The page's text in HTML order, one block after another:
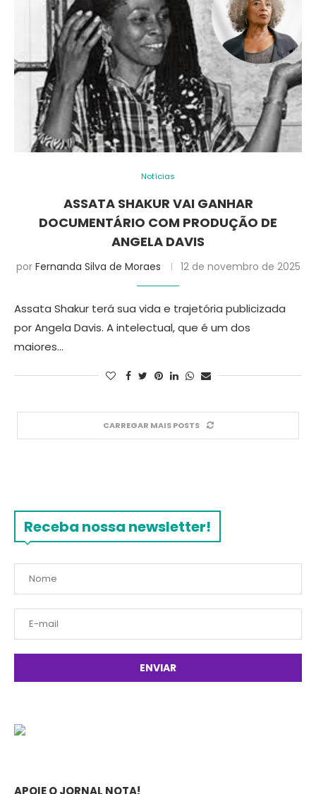
Notícias
ASSATA SHAKUR VAI GANHAR
DOCUMENTÁRIO COM PRODUÇÃO DE
ANGELA DAVIS
por Fernanda Silva de Moraes 12 de novembro de 2025
Assata Shakur terá sua vida e trajetória publicizada
por Angela Davis. A intelectual, que é um dos
maiores…
CARREGAR MAIS POSTS
Receba nossa newsletter!
APOIE O JORNAL NOTA!